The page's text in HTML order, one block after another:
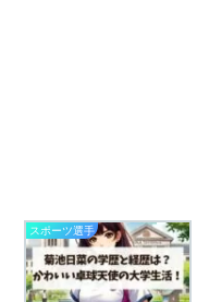
スポーツ選手